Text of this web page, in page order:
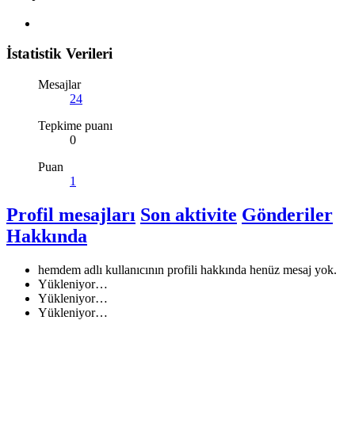
İstatistik Verileri
Mesajlar
24
Tepkime puanı
0
Puan
1
Profil mesajları Son aktivite Gönderiler
Hakkında
hemdem adlı kullanıcının profili hakkında henüz mesaj yok.
Yükleniyor…
Yükleniyor…
Yükleniyor…